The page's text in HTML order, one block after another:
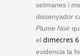
setmanes i
dissenyador
Plume Noir
el dimecres
evidencia la